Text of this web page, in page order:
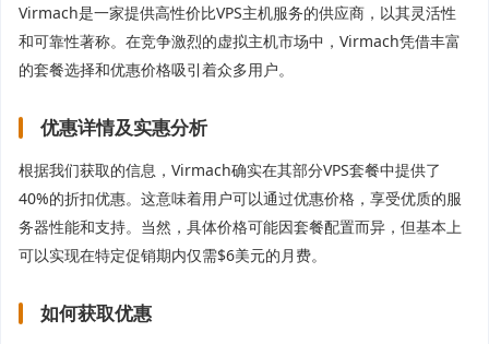
Virmach是一家提供高性价比VPS主机服务的供应商，以其灵活性
和可靠性著称。在竞争激烈的虚拟主机市场中，Virmach凭借丰富
的套餐选择和优惠价格吸引着众多用户。
优惠详情及实惠分析
根据我们获取的信息，Virmach确实在其部分VPS套餐中提供了
40%的折扣优惠。这意味着用户可以通过优惠价格，享受优质的服
务器性能和支持。当然，具体价格可能因套餐配置而异，但基本上
可以实现在特定促销期内仅需$6美元的月费。
如何获取优惠